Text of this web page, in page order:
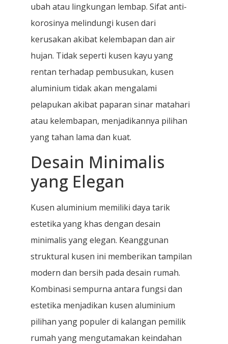
ubah atau lingkungan lembap. Sifat anti-
korosinya melindungi kusen dari
kerusakan akibat kelembapan dan air
hujan. Tidak seperti kusen kayu yang
rentan terhadap pembusukan, kusen
aluminium tidak akan mengalami
pelapukan akibat paparan sinar matahari
atau kelembapan, menjadikannya pilihan
yang tahan lama dan kuat.
Desain Minimalis
yang Elegan
Kusen aluminium memiliki daya tarik
estetika yang khas dengan desain
minimalis yang elegan. Keanggunan
struktural kusen ini memberikan tampilan
modern dan bersih pada desain rumah.
Kombinasi sempurna antara fungsi dan
estetika menjadikan kusen aluminium
pilihan yang populer di kalangan pemilik
rumah yang mengutamakan keindahan